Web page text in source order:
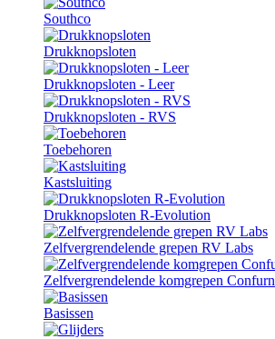
Southco
Drukknopsloten
Drukknopsloten - Leer
Drukknopsloten - RVS
Toebehoren
Kastsluiting
Drukknopsloten R-Evolution
Zelfvergrendelende grepen RV Labs
Zelfvergrendelende komgrepen Confurn
Basissen